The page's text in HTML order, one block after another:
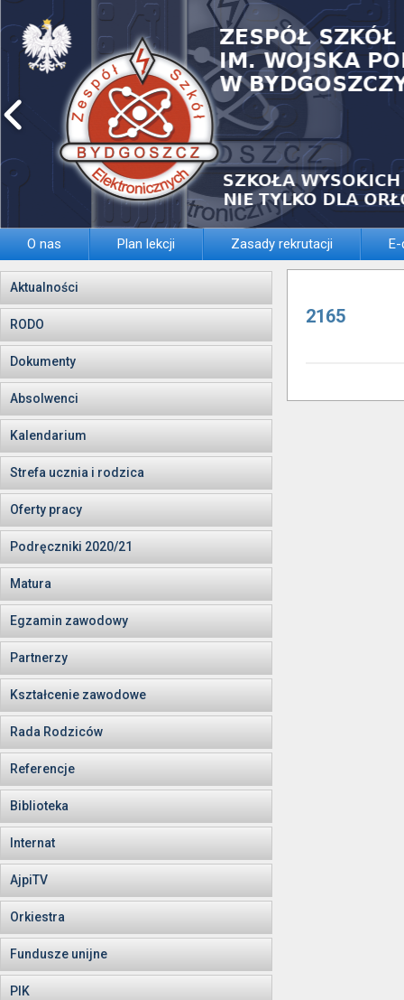
O nas Plan lekcji Zasady rekrutacji
Aktualności
RODO
Dokumenty
Absolwenci
Kalendarium
Strefa ucznia i rodzica
Oferty pracy
Podręczniki 2020/21
Matura
Egzamin zawodowy
Partnerzy
Kształcenie zawodowe
Rada Rodziców
Referencje
Biblioteka
Internat
AjpiTV
Orkiestra
Fundusze unijne
PIK
2165